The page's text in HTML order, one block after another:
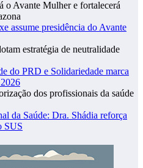
assume presidência do Avante
do PRD e Solidariedade marca
da Saúde: Dra. Shádia reforça
SUS